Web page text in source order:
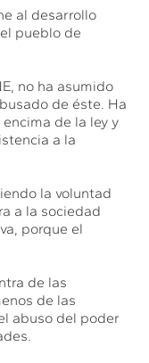
al desarrollo
pueblo de
no ha asumido
de éste. Ha
de la ley y
a la
la voluntad
a la sociedad
porque el
de las
de las
abuso del poder